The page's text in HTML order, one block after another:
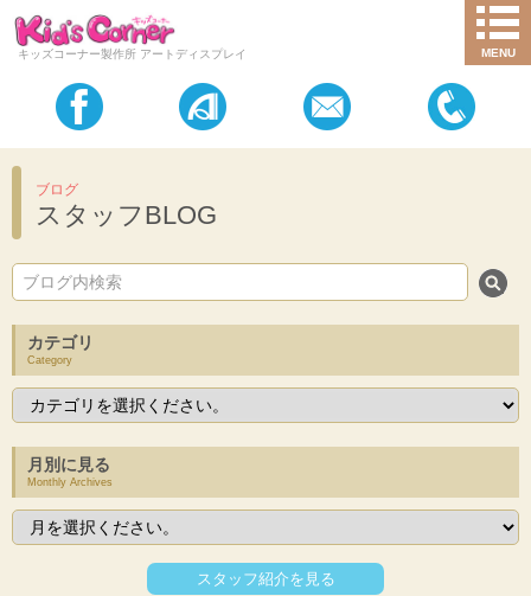
キッズコーナー製作所 アートディスプレイ MENU
ブログ
スタッフBLOG
カテゴリ
Category
月別に見る
Monthly Archives
スタッフ紹介を見る